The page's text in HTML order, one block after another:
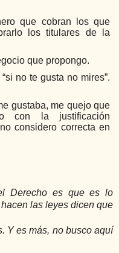
que cobran los que
los titulares de la
que propongo.
no te gusta no mires”.
gustaba, me quejo que
con la justificación
considero correcta en
Derecho es que es lo
las leyes dicen que
Y es más, no busco aquí